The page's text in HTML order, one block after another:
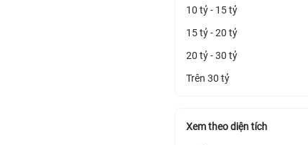
10 tỷ - 15 tỷ
15 tỷ - 20 tỷ
20 tỷ - 30 tỷ
Trên 30 tỷ
Xem theo diện tích